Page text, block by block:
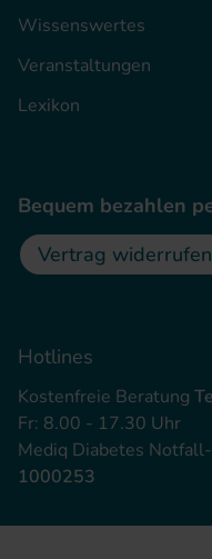
Wissenswertes
Veranstaltungen
Lexikon
Bequem bezahlen
Vertrag widerrufen
Hotlines
Kostenfreie Beratung
Fr: 8.00 - 17.30 Uhr
Mediq Diabetes
1000253